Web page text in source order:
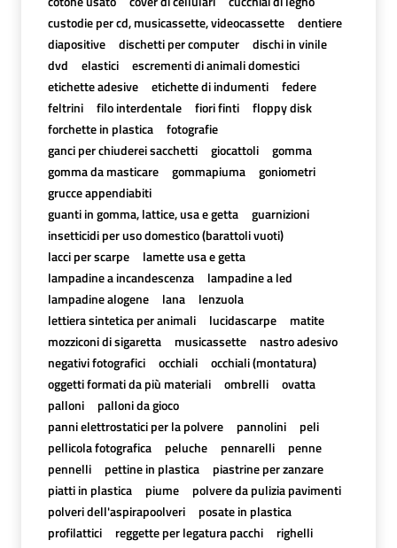
custodie per cd, musicassette, videocassette
dentiere
diapositive
dischetti per computer
dischi in vinile
dvd
elastici
escrementi di animali domestici
etichette adesive
etichette di indumenti
federe
feltrini
filo interdentale fiori finti
floppy disk
forchette in plastica
fotografie
ganci per chiuderei sacchetti
giocattoli
gomma
gomma da masticare
gommapiuma
goniometri
grucce appendiabiti
guanti in gomma, lattice, usa e getta
guarnizioni
insetticidi per uso domestico (barattoli vuoti)
lacci per scarpe
lamette usa e getta
lampadine a incandescenza
lampadine a led
lampadine alogene
lana
lenzuola
lettiera sintetica per animali
lucidascarpe
matite
mozziconi di sigaretta
musicassette
nastro adesivo
negativi fotografici
occhiali
occhiali (montatura)
oggetti formati da più materiali
ombrelli
ovatta
palloni
palloni da gioco
panni elettrostatici per la polvere
pannolini
peli
pellicola fotografica
peluche pennarelli
penne
pennelli
pettine in plastica
piastrine per zanzare
piatti in plastica
piume
polvere da pulizia pavimenti
polveri dell'aspirapoolveri
posate in plastica
profilattici
reggette per legatura pacchi
righelli